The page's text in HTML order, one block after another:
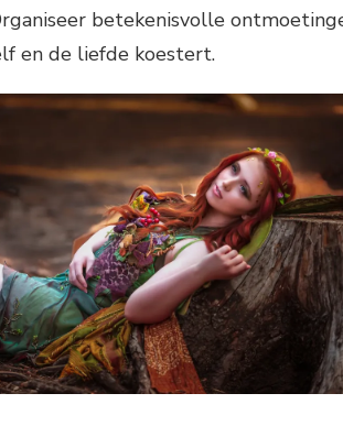
betekenisvolle
en de liefde koestert.